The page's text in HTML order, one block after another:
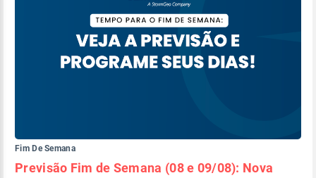
Fim De Semana
Previsão Fim de Semana (08 e 09/08): Nova